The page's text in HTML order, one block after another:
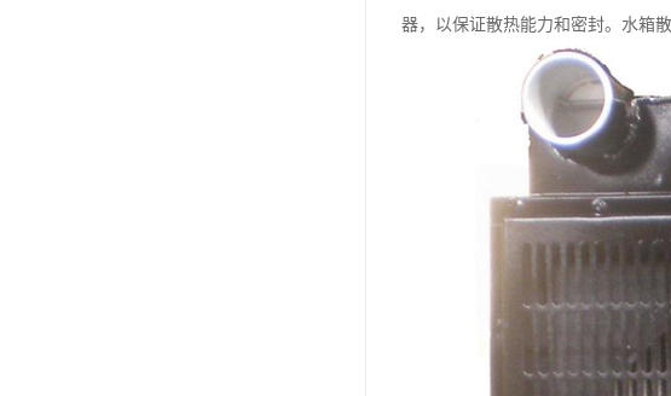
器，以保证散热能力和密封。水箱